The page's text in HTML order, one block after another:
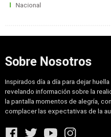
Nacional
Sobre Nosotros
Inspirados día a día para dejar
revelando información sobre la
la pantalla momentos de alegría,
complacer las expectativas de la